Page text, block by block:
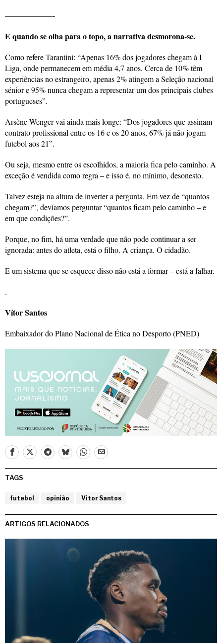
——————-
E quando se olha para o topo, a narrativa desmorona-se.
Como refere Tarantini: “Apenas 16% dos jogadores chegam à I
Liga, onde permanecem em média 4,7 anos. Cerca de 10% têm
experiências no estrangeiro, apenas 2% atingem a Seleção nacional
sénior e 95% nunca chegam a representar um dos principais clubes
portugueses”.
Arsène Wenger vai ainda mais longe: “Dos jogadores que assinam
contrato profissional entre os 16 e os 20 anos, 67% já não jogam
futebol aos 21”.
Ou seja, mesmo entre os escolhidos, a maioria fica pelo caminho. A
exceção é vendida como regra – e isso é, no mínimo, desonesto.
Talvez esteja na altura de inverter a pergunta. Em vez de “quantos
chegam?”, devíamos perguntar “quantos ficam pelo caminho – e
em que condições?”.
Porque, no fim, há uma verdade que não pode continuar a ser
ignorada: antes do atleta, está o filho. A criança. O cidadão.
E um sistema que se esquece disso não está a formar – está a falhar.
.
Vítor Santos
Embaixador do Plano Nacional de Ética no Desporto (PNED)
TAGS
futebol opinião Vitor Santos
ARTIGOS RELACIONADOS